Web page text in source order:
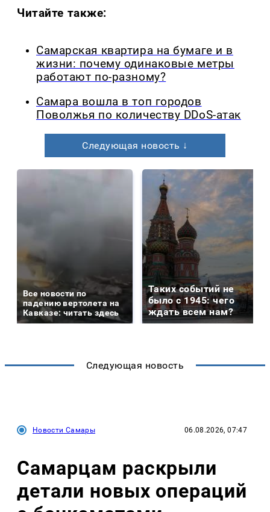
Читайте также:
Самарская квартира на бумаге и в
жизни: почему одинаковые метры
работают по-разному?
Самара вошла в топ городов
Поволжья по количеству DDoS-атак
Следующая новость ↓
Все новости по
падению вертолета на
Кавказе: читать здесь
Таких событий не
было с 1945: чего
ждать всем нам?
Следующая новость
Новости Самары 06.08.2026, 07:47
Самарцам раскрыли
детали новых операций